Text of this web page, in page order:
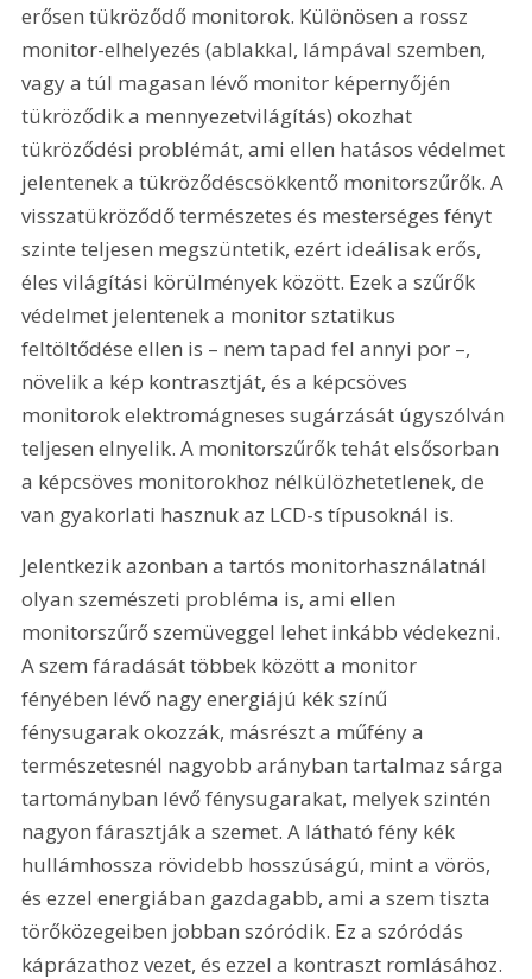
erősen tükröződő monitorok. Különösen a rossz
monitor-elhelyezés (ablakkal, lámpával szemben,
vagy a túl magasan lévő monitor képernyőjén
tükröződik a mennyezetvilágítás) okozhat
tükröződési problémát, ami ellen hatásos védelmet
jelentenek a tükröződéscsökkentő monitorszűrők. A
visszatükröződő természetes és mesterséges fényt
szinte teljesen megszüntetik, ezért ideálisak erős,
éles világítási körülmények között. Ezek a szűrők
védelmet jelentenek a monitor sztatikus
feltöltődése ellen is – nem tapad fel annyi por –,
növelik a kép kontrasztját, és a képcsöves
monitorok elektromágneses sugárzását úgyszólván
teljesen elnyelik. A monitorszűrők tehát elsősorban
a képcsöves monitorokhoz nélkülözhetetlenek, de
van gyakorlati hasznuk az LCD-s típusoknál is.
Jelentkezik azonban a tartós monitorhasználatnál
olyan szemészeti probléma is, ami ellen
monitorszűrő szemüveggel lehet inkább védekezni.
A szem fáradását többek között a monitor
fényében lévő nagy energiájú kék színű
fénysugarak okozzák, másrészt a műfény a
természetesnél nagyobb arányban tartalmaz sárga
tartományban lévő fénysugarakat, melyek szintén
nagyon fárasztják a szemet. A látható fény kék
hullámhossza rövidebb hosszúságú, mint a vörös,
és ezzel energiában gazdagabb, ami a szem tiszta
törőközegeiben jobban szóródik. Ez a szóródás
káprázathoz vezet, és ezzel a kontraszt romlásához.